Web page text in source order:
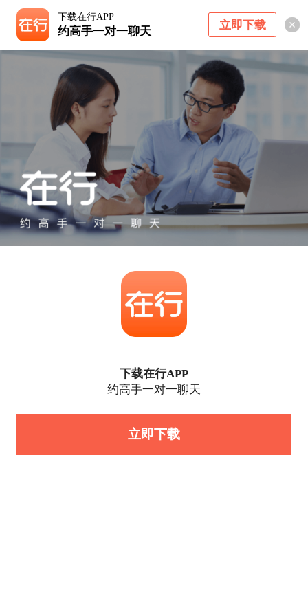
下载在行APP
约高手一对一聊天 立即下载
下载在行APP
约高手一对一聊天
立即下载